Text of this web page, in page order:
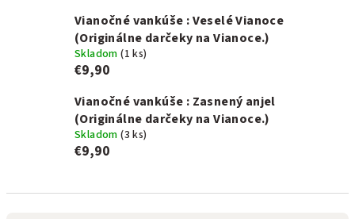
Vianočné vankúše : Veselé Vianoce
(Originálne darčeky na Vianoce.)
Skladom(1 ks)
€9,90
Vianočné vankúše : Zasnený anjel
(Originálne darčeky na Vianoce.)
Skladom(3 ks)
€9,90